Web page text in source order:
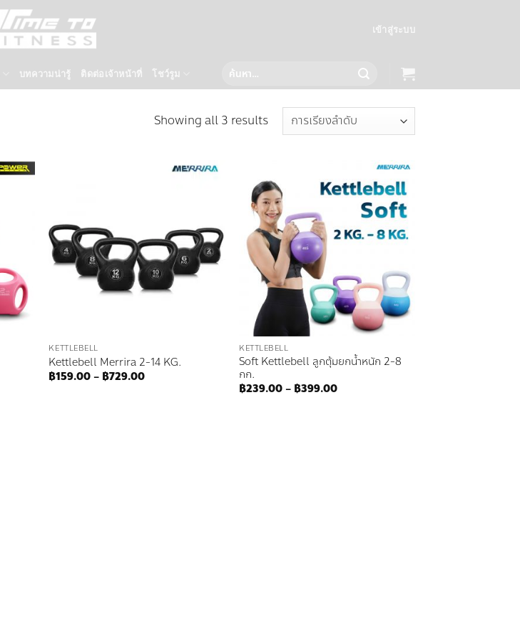
เข้าสู่ระบบ
บทความน่ารู้ ติดต่อเจ้าหน้าที่ โชว์รูม ค้นหา:
Showing all 3 results
KETTLEBELL
Kettlebell Merrira 2-14 KG.
฿159.00 – ฿729.00Price
Add to
wishlist
KETTLEBELL
Soft Kettlebell ลูกตุ้มยกน้ำหนัก 2-8
กก.
฿239.00– ฿399.00Price